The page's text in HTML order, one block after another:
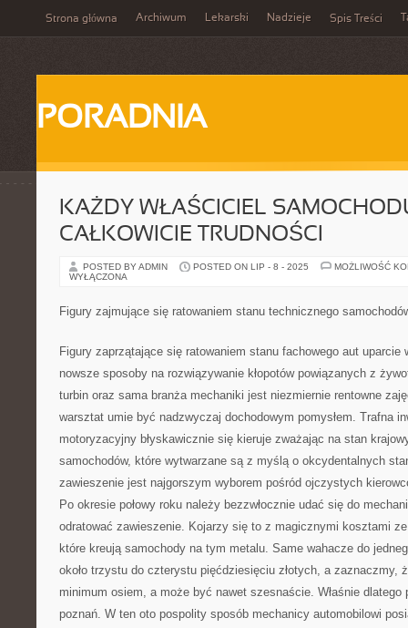
Strona główna Archiwum Lekarski Nadzieje Spis Treści
PORADNIA
KAŻDY WŁAŚCICIEL
CAŁKOWICIE TRUDNOŚCI
POSTED BY ADMIN POSTED ON LIP - 8 - 2025
MOŻLIWOŚĆ
WYŁĄCZONA
Figury zajmujące się ratowaniem stanu technicznego
Figury zaprzątające się ratowaniem stanu fachowego aut
nowsze sposoby na rozwiązywanie kłopotów powiązanych z
turbin oraz sama branża mechaniki jest niezmiernie rentowne
warsztat umie być nadzwyczaj dochodowym pomysłem. Trafna
motoryzacyjny błyskawicznie się kieruje zważając na stan
samochodów, które wytwarzane są z myślą o okcydentalnych
zawieszenie jest najgorszym wyborem pośród ojczystych
Po okresie połowy roku należy bezzwłocznie udać się do
odratować zawieszenie. Kojarzy się to z magicznymi kosztami
które kreują samochody na tym metalu. Same wahacze do
około trzystu do czterystu pięćdziesięciu złotych, a zaznaczmy,
minimum osiem, a może być nawet szesnaście. Właśnie
poznań. W ten oto pospolity sposób mechanicy automobilowi